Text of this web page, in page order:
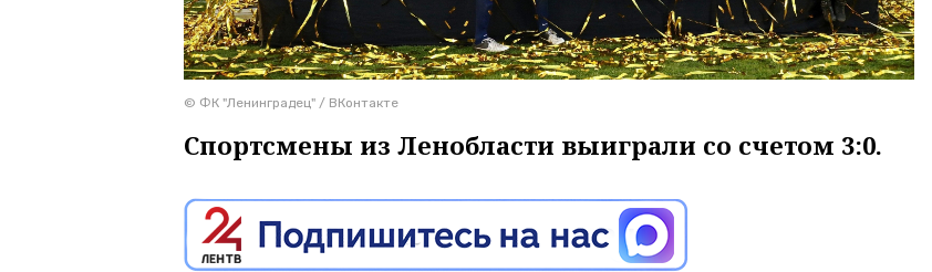
© ФК "Ленинградец" / ВКонтакте
Спортсмены из Ленобласти выиграли со счетом 3:0.